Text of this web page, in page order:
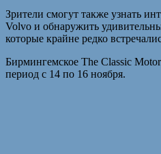
Зрители смогут также узнать
Volvo и обнаружить
которые крайне редко
Бирмингемское The Classic
период с 14 по 16 ноября.